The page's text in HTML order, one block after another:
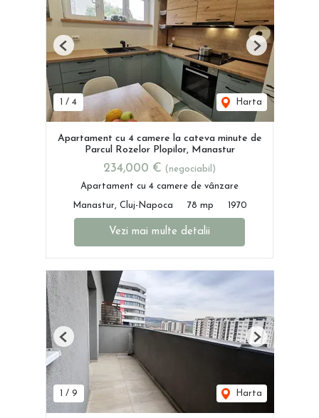
/ 4 Harta
Previous Next
Apartament cu 4 camere la cateva minute de
Parcul Rozelor Plopilor, Manastur
234,000 € (negociabil)
Apartament cu 4 camere de vânzare
Manastur, Cluj-Napoca 78 mp 1970
Vezi mai multe detalii
/ 9 Harta
Previous Next